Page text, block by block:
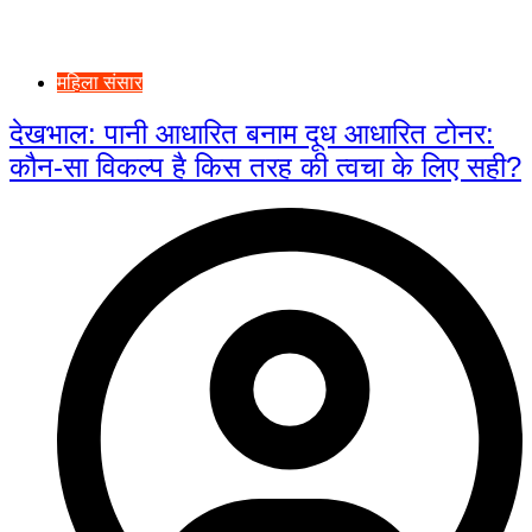
महिला संसार
देखभाल: पानी आधारित बनाम दूध आधारित टोनर:
कौन-सा विकल्प है किस तरह की त्वचा के लिए सही?